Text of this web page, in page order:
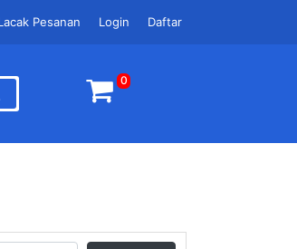
Daftar
Login
Pesanan
0